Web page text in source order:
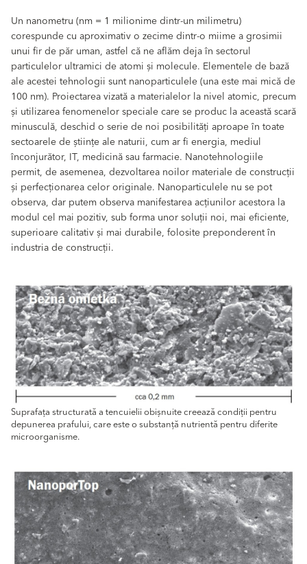
Un nanometru (nm = 1 milionime dintr-un milimetru)
corespunde cu aproximativ o zecime dintr-o miime a grosimii
unui fir de păr uman, astfel că ne aflăm deja în sectorul
particulelor ultramici de atomi și molecule. Elementele de bază
ale acestei tehnologii sunt nanoparticulele (una este mai mică de
100 nm). Proiectarea vizată a materialelor la nivel atomic, precum
și utilizarea fenomenelor speciale care se produc la această scară
minusculă, deschid o serie de noi posibilități aproape în toate
sectoarele de științe ale naturii, cum ar fi energia, mediul
înconjurător, IT, medicină sau farmacie. Nanotehnologiile
permit, de asemenea, dezvoltarea noilor materiale de construcții
și perfecționarea celor originale. Nanoparticulele nu se pot
observa, dar putem observa manifestarea acțiunilor acestora la
modul cel mai pozitiv, sub forma unor soluții noi, mai eficiente,
superioare calitativ și mai durabile, folosite preponderent în
industria de construcții.
Suprafața structurată a tencuielii obișnuite creează condiții pentru
depunerea prafului, care este o substanță nutrientă pentru diferite
microorganisme.